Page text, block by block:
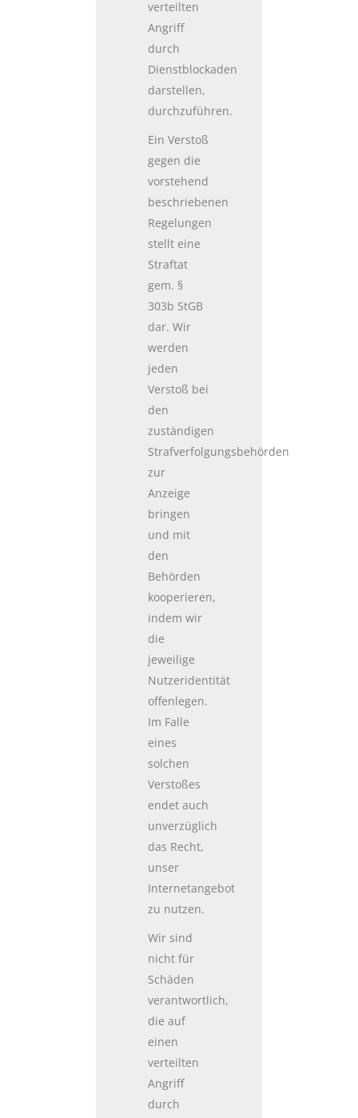
verteilten
Angriff
durch
Dienstblockaden
darstellen,
durchzuführen.
Ein Verstoß
gegen die
vorstehend
beschriebenen
Regelungen
stellt eine
Straftat
gem. §
303b StGB
dar. Wir
werden
jeden
Verstoß bei
den
zuständigen
Strafverfolgungsbehörden
zur
Anzeige
bringen
und mit
den
Behörden
kooperieren,
indem wir
die
jeweilige
Nutzeridentität
offenlegen.
Im Falle
eines
solchen
Verstoßes
endet auch
unverzüglich
das Recht,
unser
Internetangebot
zu nutzen.
Wir sind
nicht für
Schäden
verantwortlich,
die auf
einen
verteilten
Angriff
durch